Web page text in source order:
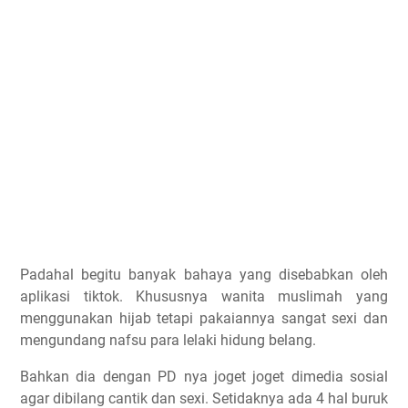
Padahal begitu banyak bahaya yang disebabkan oleh
aplikasi tiktok. Khususnya wanita muslimah yang
menggunakan hijab tetapi pakaiannya sangat sexi dan
mengundang nafsu para lelaki hidung belang.
Bahkan dia dengan PD nya joget joget dimedia sosial
agar dibilang cantik dan sexi. Setidaknya ada 4 hal buruk